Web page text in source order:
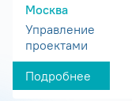
Москва
Управление
проектами
Подробнее